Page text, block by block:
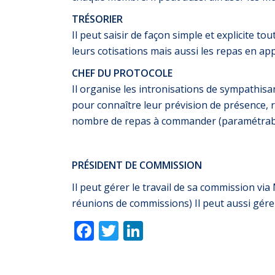
TRÉSORIER
Il peut saisir de façon simple et explicite
leurs cotisations mais aussi les repas en
CHEF DU PROTOCOLE
Il organise les intronisations de
pour connaître leur prévision de
nombre de repas à commander
PRÉSIDENT DE COMMISSION
Il peut gérer le travail de sa commission
réunions de commissions) Il peut aussi
Facebook
Twitter